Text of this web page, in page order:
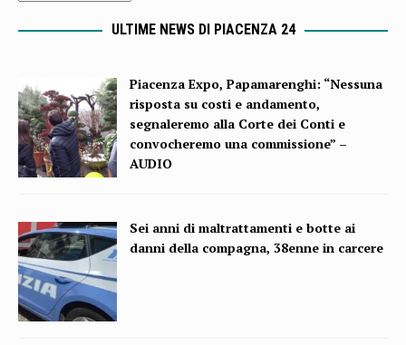
ULTIME NEWS DI PIACENZA 24
Piacenza Expo, Papamarenghi: “Nessuna
risposta su costi e andamento,
segnaleremo alla Corte dei Conti e
convocheremo una commissione” –
AUDIO
Sei anni di maltrattamenti e botte ai
danni della compagna, 38enne in carcere